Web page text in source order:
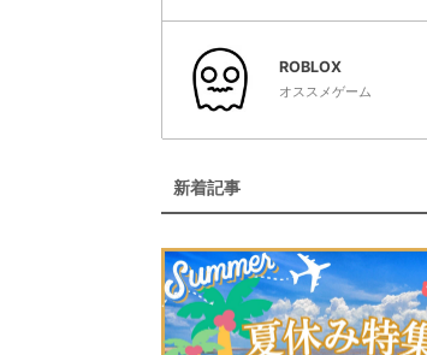
ROBLOX
オススメゲーム
新着記事